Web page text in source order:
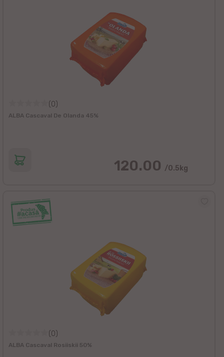
(0)
ALBA Cascaval De Olanda 45%
120.00 /0.5kg
(0)
ALBA Cascaval Rosiiskii 50%